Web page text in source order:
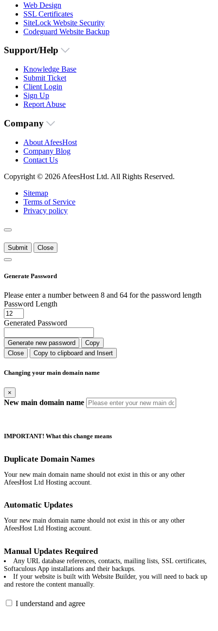
Web Design
SSL Certificates
SiteLock Website Security
Codeguard Website Backup
Support/Help
Knowledge Base
Submit Ticket
Client Login
Sign Up
Report Abuse
Company
About AfeesHost
Company Blog
Contact Us
Copyright © 2026 AfeesHost Ltd. All Rights Reserved.
Sitemap
Terms of Service
Privacy policy
Submit Close
Generate Password
Please enter a number between 8 and 64 for the password length
Password Length
Generated Password
Generate new password
Copy
Close
Copy to clipboard and Insert
Changing your main domain name
×
New main domain name
IMPORTANT! What this change means
Duplicate Domain Names
Your new main domain name should not exist in this or any other
AfeesHost Ltd Hosting account.
Automatic Updates
Your new main domain name should not exist in this or any other
AfeesHost Ltd Hosting account.
Manual Updates Required
Any URL database references, contacts, mailing lists, SSL certificates,
Softaculous App installations and their backups.
If your website is built with Website Builder, you will need to back up
and restore the content manually.
I understand and agree